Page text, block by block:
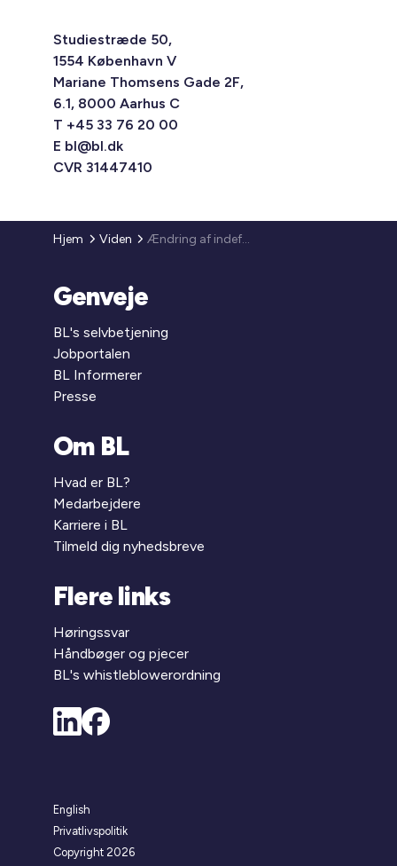
Studiestræde 50,
1554 København V
Mariane Thomsens Gade 2F,
6.1, 8000 Aarhus C
T +45 33 76 20 00
E bl@bl.dk
CVR 31447410
Hjem Viden Ændring af indefrysningsbekendtgørelsen
Genveje
BL's selvbetjening
Jobportalen
BL Informerer
Presse
Om BL
Hvad er BL?
Medarbejdere
Karriere i BL
Tilmeld dig nyhedsbreve
Flere links
Høringssvar
Håndbøger og pjecer
BL's whistleblowerordning
English
Privatlivspolitik
Copyright 2026